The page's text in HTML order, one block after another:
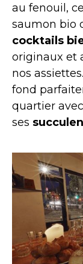
au fenouil,
saumon bio
cocktails
originaux et
nos
fond
quartier
ses